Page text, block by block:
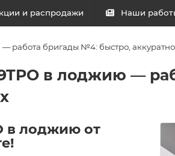
и распродажи Наши
бригады №4: быстро,
в лоджию —
в лоджию от